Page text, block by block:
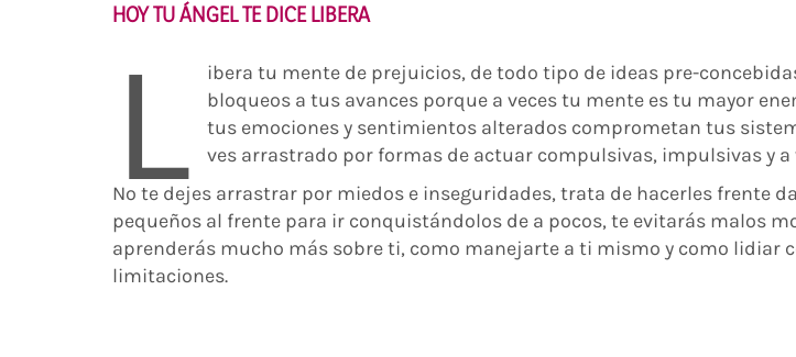
HOY TU ÁNGEL TE DICE LIBERA
L
ibera tu mente de prejuicios, de todo tipo de ideas pre-
bloqueos a tus avances porque a veces tu mente es tu mayor
tus emociones y sentimientos alterados comprometan tus
ves arrastrado por formas de actuar compulsivas, impulsivas y a
No te dejes arrastrar por miedos e inseguridades, trata de hacerles frente
pequeños al frente para ir conquistándolos de a pocos, te evitarás malos
aprenderás mucho más sobre ti, como manejarte a ti mismo y como lidiar
limitaciones.